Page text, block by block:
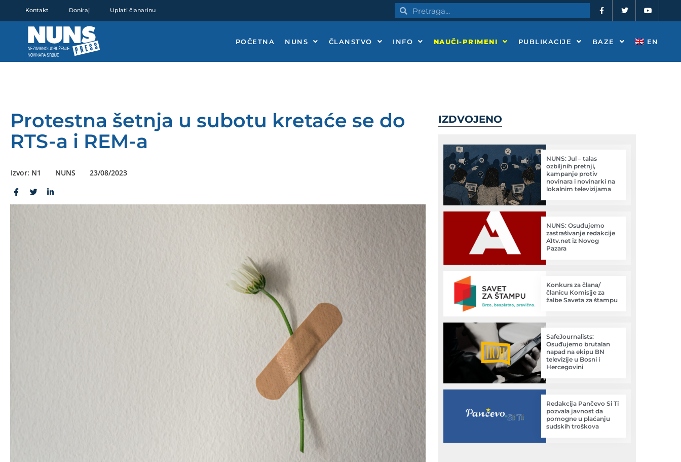
Kontakt Doniraj Uplati članarinu PretragaPretraga a
c
e
o
o
-
w
t
e
o
t
b
e
POČETNA NUNS ČLANSTVO INFO NAUČI-PRIMENI PUBLIKACIJE BAZE EN
Protestna šetnja u subotu kretaće se do
RTS-a i REM-a
Izvor: N1 NUNS 23/08/2023
IZDVOJENO
NUNS: Jul – talas
ozbiljnih pretnji,
kampanje protiv
novinara i novinarki na
lokalnim televizijama
NUNS: Osuđujemo
zastrašivanje redakcije
A1tv.net iz Novog
Pazara
Konkurs za člana/
članicu Komisije za
žalbe Saveta za štampu
SafeJournalists:
Osuđujemo brutalan
napad na ekipu BN
televizije u Bosni i
Hercegovini
Redakcija Pančevo Si Ti
pozvala javnost da
pomogne u plaćanju
sudskih troškova